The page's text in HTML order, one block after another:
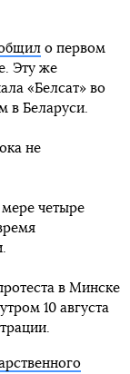
о первом
Эту же
«Белсат» во
в Беларуси.
не
четыре
в Минске
10 августа